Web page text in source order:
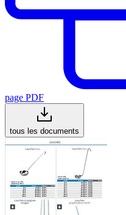
page PDF
tous les documents